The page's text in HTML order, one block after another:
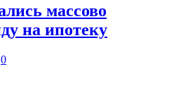
массово
на ипотеку
0